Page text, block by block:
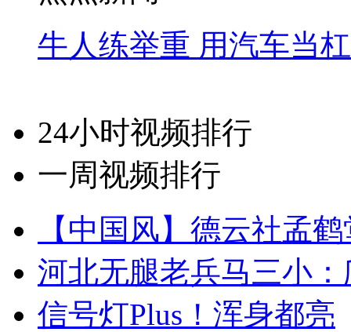
牛人练举重 用汽车当
24小时视频排行
一周视频排行
【中国风】德云社孟
河北无腿老兵马三小
信号灯Plus！浑身都亮